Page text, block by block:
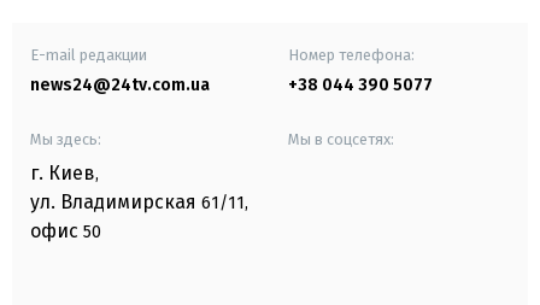
E-mail редакции
news24@24tv.com.ua
Номер телефона:
+38 044 390 5077
Мы здесь:
г. Киев,
ул. Владимирская 61/11,
офис 50
Мы в соцсетях: